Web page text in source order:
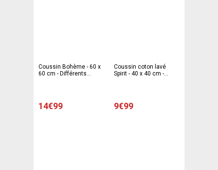
Coussin Bohème - 60 x
60 cm - Différents
14€99
Coussin coton lavé
Spirit - 40 x 40 cm -
9€99